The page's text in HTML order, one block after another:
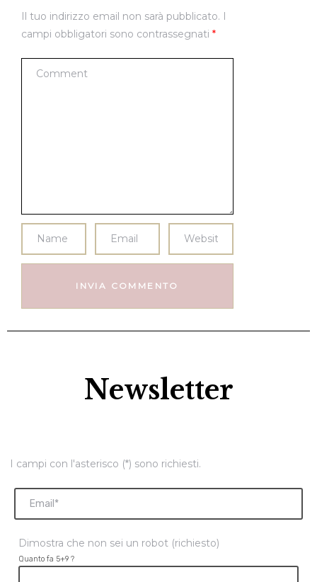
Il tuo indirizzo email non sarà pubblicato. I
campi obbligatori sono contrassegnati *
Newsletter
I campi con l'asterisco (*) sono richiesti.
Dimostra che non sei un robot (richiesto)
Quanto fa 5+9 ?